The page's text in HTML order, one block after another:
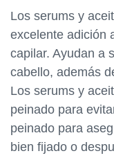
Los serums y
excelente adición
capilar. Ayudan a
cabello, además
Los serums y
peinado para
peinado para
bien fijado o